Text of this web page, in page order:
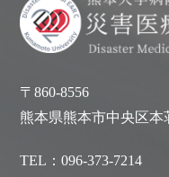
〒860-8556
熊本県熊本市中央区本
TEL：096-373-7214